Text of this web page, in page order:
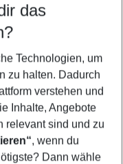
Küste für 2026
das
Technologien, um
zu halten. Dadurch
verstehen und
Inhalte, Angebote
relevant sind und zu
, wenn du
Dann wähle